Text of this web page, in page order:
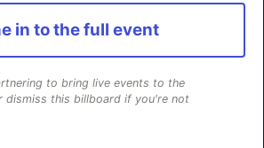
cold start de Lambda
import { db } donde lo necesito.
que ahora cada action
in to the full event
to bring live events to the
dismiss this billboard if you're not